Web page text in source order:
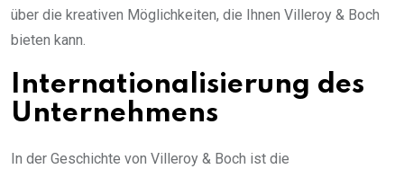
über die kreativen Möglichkeiten, die Ihnen Villeroy & Boch
bieten kann.
Internationalisierung des
Unternehmens
In der Geschichte von Villeroy & Boch ist die